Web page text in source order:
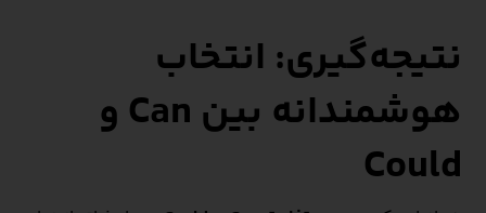
نتیجه‌گیری: انتخاب
هوشمندانه بین Can و
Could